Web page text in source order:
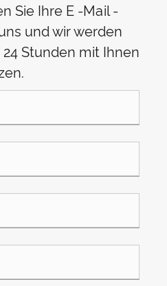
Sie Ihre E -Mail -
und wir werden
Stunden mit Ihnen